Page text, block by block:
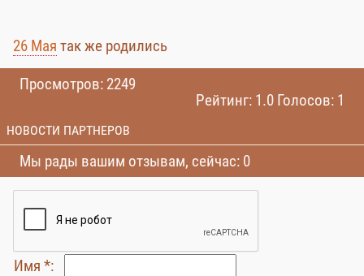
26 Мая так же родились
Просмотров: 2249
Рейтинг: 1.0 Голосов: 1
НОВОСТИ ПАРТНЕРОВ
Мы рады вашим отзывам, сейчас: 0
Имя *: